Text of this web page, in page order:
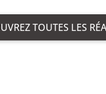
TOUTES LES